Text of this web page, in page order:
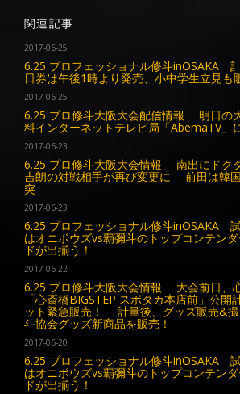
関連記事
2017-06-25
6.25 プロフェッショナル修斗inOSAKA
日券は午後1時より発売、小中学生立見も
2017-06-25
6.25 プロ修斗大阪大会配信情報 明日の
料インターネットテレビ局「AbemaTV」
2017-06-23
6.25 プロ修斗大阪大会情報 南出にドク
吉朗の対戦相手が再び変更に 前田は韓
突
2017-06-23
6.25 プロフェッショナル修斗inOSAKA
はオニボウズvs覇彌斗のトップコンテン
ドが出揃う！
2017-06-22
6.25 プロ修斗大阪大会情報 大会前日、
「心斎橋BIGSTEP スポタカ本店前」公開
ット緊急販売！ 計量後、グッズ販売&
斗協会グッズ新商品を販売！
2017-06-20
6.25 プロフェッショナル修斗inOSAKA
はオニボウズvs覇彌斗のトップコンテン
ドが出揃う！